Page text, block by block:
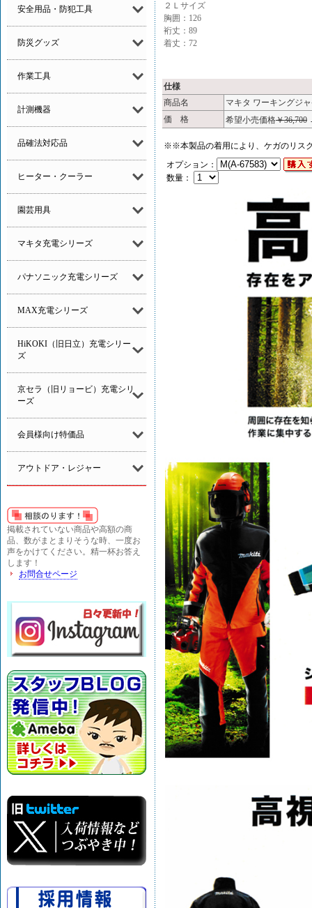
安全用品・防犯工具
防災グッズ
作業工具
計測機器
品確法対応品
ヒーター・クーラー
園芸用具
マキタ充電シリーズ
パナソニック充電シリーズ
MAX充電シリーズ
HiKOKI（旧日立）充電シリー
ズ
京セラ（旧リョービ）充電シリ
ーズ
会員様向け特価品
アウトドア・レジャー
掲載されていない商品や高額の商
品、数がまとまりそうな時、一度お
声をかけてください。精一杯お答え
します！
お問合せページ
２Ｌサイズ
胸囲：126
裄丈：89
着丈：72
仕様
商品名
マキタ ワーキングジ
価 格
希望小売価格￥36,700
※※本製品の着用により、ケガのリス
オプション：
数量：